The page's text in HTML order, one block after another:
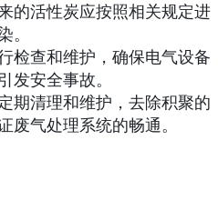
的活性炭应按照相关规定进
检查和维护，确保电气设备
发安全事故。
期清理和维护，去除积聚的
废气处理系统的畅通。